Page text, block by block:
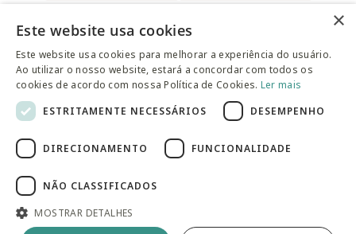
@westwingbr
Somos uma empresa certificada
© 2025 Westwing Comércio Varejista S.A WESTWING
Av. Queiroz Filho, 1700 - Torre A 5° andar - Vila Hamburguesa -
São Paulo
×
Este website usa cookies
Este website usa cookies para melhorar a experiência do usuário.
Ao utilizar o nosso website, estará a concordar com todos os
cookies de acordo com nossa Política de Cookies. Ler mais
ESTRITAMENTE NECESSÁRIOS
DESEMPENHO
DIRECIONAMENTO FUNCIONALIDADE
NÃO CLASSIFICADOS
MOSTRAR DETALHES